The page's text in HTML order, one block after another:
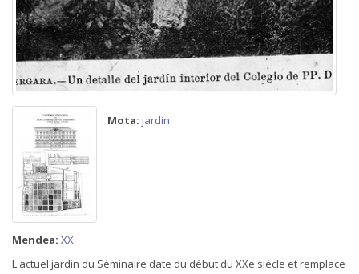
Mota: jardin
Mendea: XX
L'actuel jardin du Séminaire date du début du XXe siècle et remplace